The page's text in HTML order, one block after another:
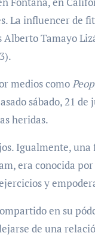
La influencer de
Tamayo
medios como
sábado, 21
heridas.
Igualmente,
era conocida
y
en su
de una